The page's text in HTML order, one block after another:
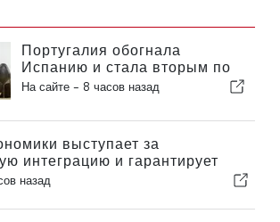
Португалия обогнала
Испанию и стала вторым по
величине производителем
На сайте - 8 часов назад
выступает за
интеграцию и гарантирует
ускоренную процедуру
назад